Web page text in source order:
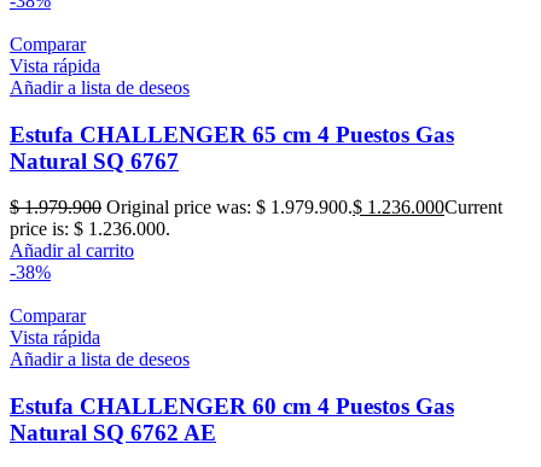
Comparar
Vista rápida
Añadir a lista de deseos
Estufa CHALLENGER 65 cm 4 Puestos Gas
Natural SQ 6767
$1.979.900 Original price was: $ 1.979.900.$ 1.236.000Current
price is: $ 1.236.000.
Añadir al carrito
-38%
Comparar
Vista rápida
Añadir a lista de deseos
Estufa CHALLENGER 60 cm 4 Puestos Gas
Natural SQ 6762 AE